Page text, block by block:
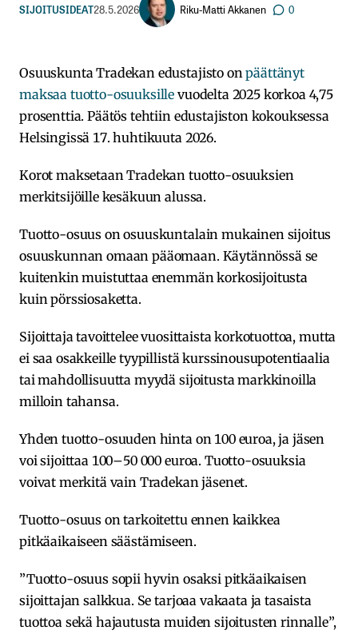
SIJOITUSIDEAT28.5.2026 Riku-Matti Akkanen 0
Osuuskunta Tradekan edustajisto onpäättänyt
maksaa tuotto-osuuksille vuodelta 2025 korkoa 4,75
prosenttia. Päätös tehtiin edustajiston kokouksessa
Helsingissä 17. huhtikuuta 2026.
Korot maksetaan Tradekan tuotto-osuuksien
merkitsijöille kesäkuun alussa.
Tuotto-osuus on osuuskuntalain mukainen sijoitus
osuuskunnan omaan pääomaan. Käytännössä se
kuitenkin muistuttaa enemmän korkosijoitusta
kuin pörssiosaketta.
Sijoittaja tavoittelee vuosittaista korkotuottoa, mutta
ei saa osakkeille tyypillistä kurssinousupotentiaalia
tai mahdollisuutta myydä sijoitusta markkinoilla
milloin tahansa.
Yhden tuotto-osuuden hinta on 100 euroa, ja jäsen
voi sijoittaa 100–50 000 euroa. Tuotto-osuuksia
voivat merkitä vain Tradekan jäsenet.
Tuotto-osuus on tarkoitettu ennen kaikkea
pitkäaikaiseen säästämiseen.
”Tuotto-osuus sopii hyvin osaksi pitkäaikaisen
sijoittajan salkkua. Se tarjoaa vakaata ja tasaista
tuottoa sekä hajautusta muiden sijoitusten rinnalle”,